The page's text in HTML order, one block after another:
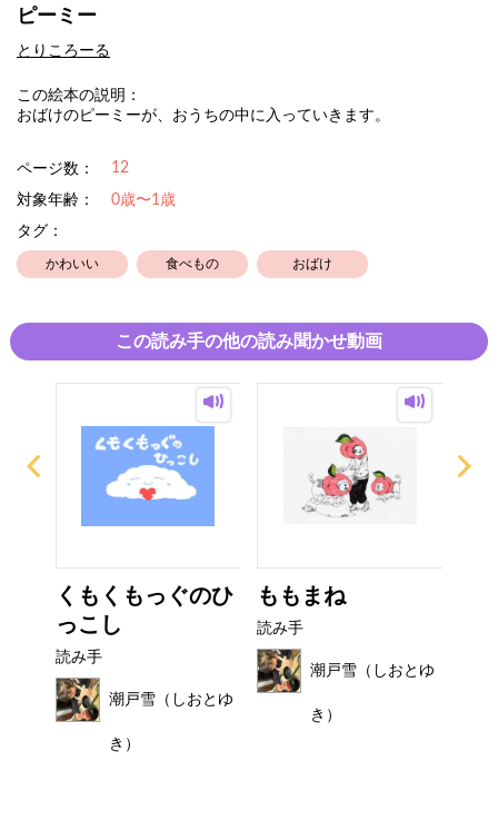
ピーミー
とりころーる
この絵本の説明：
おばけのピーミーが、おうちの中に入っていきます。
ページ数： 12
対象年齢：
0歳〜1歳
タグ：
かわいい 食べもの おばけ
この読み手の他の読み聞かせ動画
くもくもっぐのひ
っこし
読み手
潮戸雪（しおとゆ
き）
ももまね
読み手
潮戸雪（しおとゆ
き）